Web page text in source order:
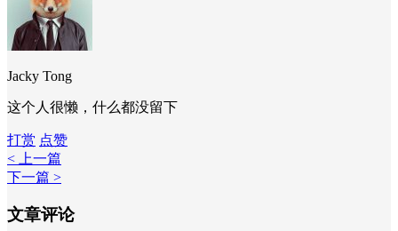
Jacky Tong
这个人很懒，什么都没留下
打赏 点赞
< 上一篇
下一篇 >
文章评论